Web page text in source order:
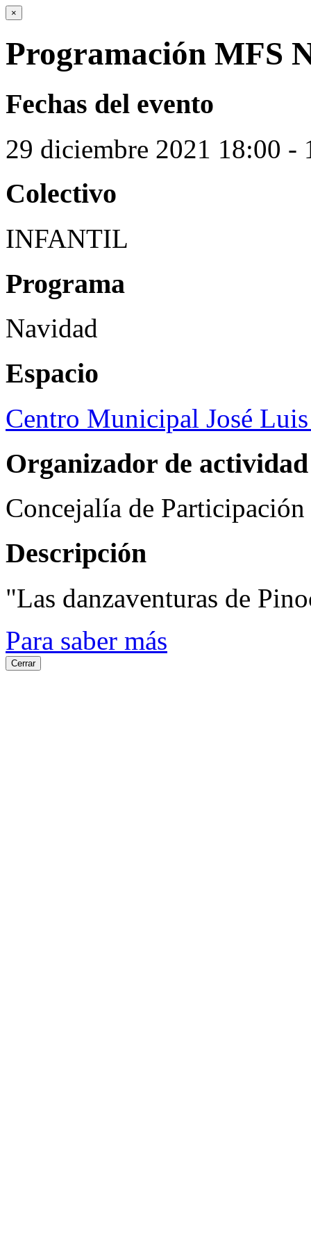
×
Programación MFS
Fechas del evento
29 diciembre 2021 18:00 -
Colectivo
INFANTIL
Programa
Navidad
Espacio
Centro Municipal José
Organizador de actividad
Concejalía de
Descripción
"Las danzaventuras de
Para saber más
Cerrar